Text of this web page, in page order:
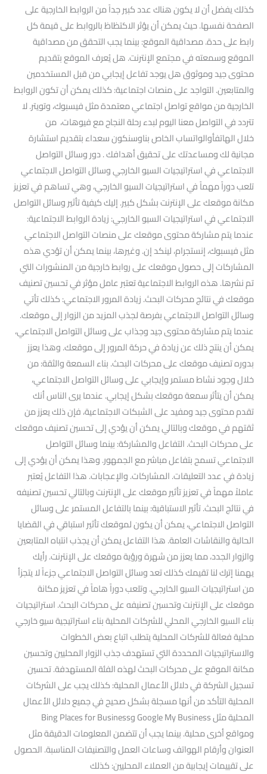
كذلك يفضل أن لا يكون هناك عدد كبير جداً من الروابط الخارجية على
الصفحة نفسها. حيث يمكن أن يؤثر الاكتظاظ بالروابط على قيمة كل
رابط على حدة. مصداقية الموقع: بينما يجب التحقق من مصداقية
الموقع وسمعته في مجتمع الإنترنت. هل يُعرف الموقع بتقديم
محتوى جيد وموثوق هل يوجد تفاعل إيجابي من قبل المستخدمين
والمتابعين. التواجد على منصات اجتماعية: كذلك يمكن أن تكون الروابط
الخارجية من مواقع تواصل اجتماعي معتمدة مثل فيسبوك، وتويتر. لا
تتردد في التواصل معنا اليوم لبدء رحلة النجاح مع فيوهات، من
خلال الهاتفأوالواتساب الخاص بناوسنكون سعداء بتقديم استشارة
مجانية لك ومساعدتك على تحقيق أهدافك . دور وسائل التواصل
الاجتماعي في استراتيجيات السيو الخارجي وسائل التواصل الاجتماعي
تلعب دوراً مهماً في استراتيجيات السيو الخارجي، وهي تساهم في تعزيز
مكانة موقعك على الإنترنت بشكل كبير. إليك كيفية تأثير وسائل التواصل
الاجتماعي في استراتيجيات السيو الخارجي: زيادة الروابط الاجتماعية:
عندما يتم مشاركة محتوى موقعك على منصات التواصل الاجتماعي
مثل فيسبوك، إنستجرام، لينكد إن. وغيرها، بينما يمكن أن تؤدي هذه
المشاركات إلى حصول موقعك على روابط خارجية من المنشورات التي
تم نشرها. هذه الروابط الاجتماعية تعتبر عامل مؤثر في تحسين تصنيف
موقعك في نتائج محركات البحث. زيادة المرور الاجتماعي: كذلك تأتي
وسائل التواصل الاجتماعي بفرصة لجذب المزيد من الزوار إلى موقعك.
عندما يتم مشاركة محتوى جيد وجذاب على وسائل التواصل الاجتماعي،
يمكن أن ينتج ذلك عن زيادة في حركة المرور إلى موقعك. وهذا يعزز
بدوره تصنيف موقعك على محركات البحث. بناء السمعة والثقة: من
خلال وجود نشاط مستمر وإيجابي على وسائل التواصل الاجتماعي،
يمكن أن يتأثر سمعة موقعك بشكل إيجابي. عندما يرى الناس أنك
تقدم محتوى جيد ومفيد على الشبكات الاجتماعية، فإن ذلك يعزز من
ثقتهم في موقعك وبالتالي يمكن أن يؤدي إلى تحسين تصنيف موقعك
على محركات البحث. التفاعل والمشاركة: بينما وسائل التواصل
الاجتماعي تسمح بتفاعل مباشر مع الجمهور. وهذا يمكن أن يؤدي إلى
زيادة في عدد التعليقات. المشاركات. والإعجابات. هذا التفاعل يُعتبر
عاملاً مهماً في تعزيز تأثير موقعك على الإنترنت وبالتالي تحسين تصنيفه
في نتائج البحث. تأثير الاستباقية: بينما بالتفاعل المستمر على وسائل
التواصل الاجتماعي، يمكن أن يكون لموقعك تأثير استباقي في القضايا
الحالية والنقاشات العامة. هذا التفاعل يمكن أن يجذب انتباه المتابعين
والزوار الجدد، مما يعزز من شهرة ورؤية موقعك على الإنترنت. رأيك
يهمنا إترك لنا تقيمك كذلك تعد وسائل التواصل الاجتماعي جزءاً لا يتجزأ
من استراتيجيات السيو الخارجي. وتلعب دوراً هاماً في تعزيز مكانة
موقعك على الإنترنت وتحسين تصنيفه على محركات البحث. استراتيجيات
بناء السيو الخارجي المحلي للشركات المحلية بناء استراتيجية سيو خارجي
محلية فعالة للشركات المحلية يتطلب اتباع بعض الخطوات
والاستراتيجيات المحددة التي تستهدف جذب الزوار المحليين وتحسين
مكانة الموقع على محركات البحث لهذه الفئة المستهدفة. تحسين
تسجيل الشركة في دلائل الأعمال المحلية: كذلك يجب على الشركات
المحلية التأكد من أنها مسجلة بشكل صحيح في جميع دلائل الأعمال
المحلية مثل Google My Business وBing Places for Business
ومواقع أخرى محلية. بينما يجب أن تتضمن المعلومات الدقيقة مثل
العنوان وأرقام الهواتف وساعات العمل والتصنيفات المناسبة. الحصول
على تقييمات إيجابية من العملاء المحليين: كذلك